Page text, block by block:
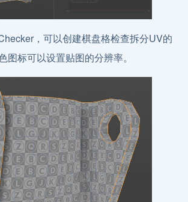
，可以创建棋盘格检查拆分UV的
图标可以设置贴图的分辨率。